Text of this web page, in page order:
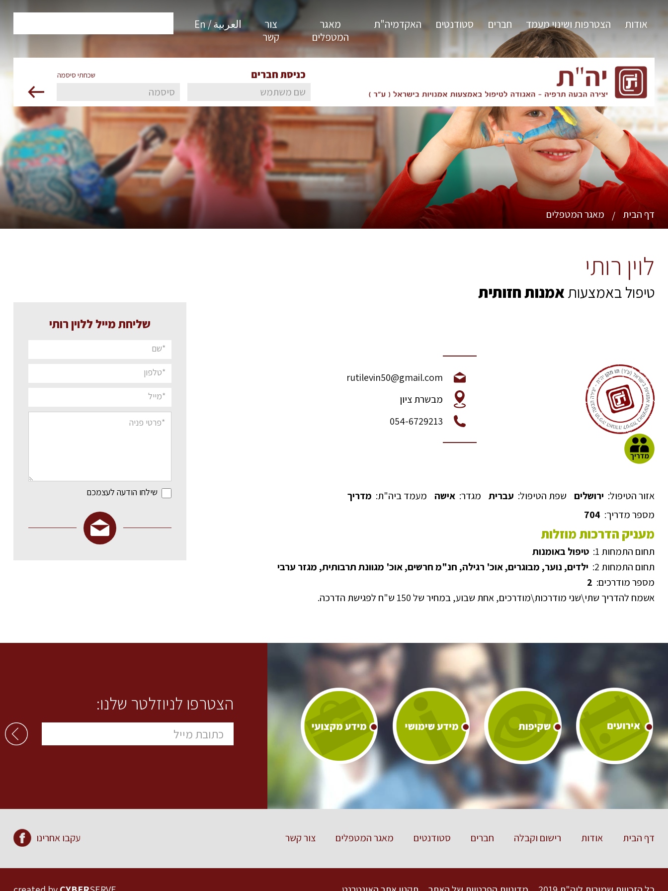
אודות הצטרפות ושינוי מעמד חברים סטודנטים האקדמיה"ת
מאגר
המטפלים
צור
קשר
العربية / En
כניסת חברים שכחתי סיסמה
דף הבית / מאגר המטפלים
לוין רותי
טיפול באמצעותאמנות חזותית
rutilevin50@gmail.com
מבשרת ציון
054-6729213
אזור הטיפול: ירושלים שפת הטיפול: עברית מגדר: אישה מעמד ביה"ת: מדריך
מספר מדריך: 704
מעניק הדרכות מוזלות
תחום התמחות 1:
טיפול באומנות
תחום התמחות 2:
ילדים, נוער, מבוגרים, אוכ' רגילה, חנ"מ חרשים, אוכ' מגוונת תרבותית, מגזר ערבי
מספר מודרכים: 2
אשמח להדריך שתי\שני מודרכות\מודרכים, אחת שבוע, במחיר של 150 ש"ח לפגישת הדרכה.
שליחת מייל ללוין רותי
שילחו הודעה לעצמכם
הצטרפו לניוזלטר שלנו:
דף הבית אודות רישום וקבלה חברים סטודנטים מאגר המטפלים צור קשר עקבו אחרינו